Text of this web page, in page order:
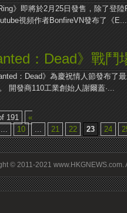
》即將於2月25日發售，除了登
視頻作者BonfireVN發布了《E...
：Dead》戰鬥
：Dead》為慶祝情人節發布了
開發商110工業創始人謝爾蓋·...
191
«
... 10 ... 21 22 23 24
© 2011-2021